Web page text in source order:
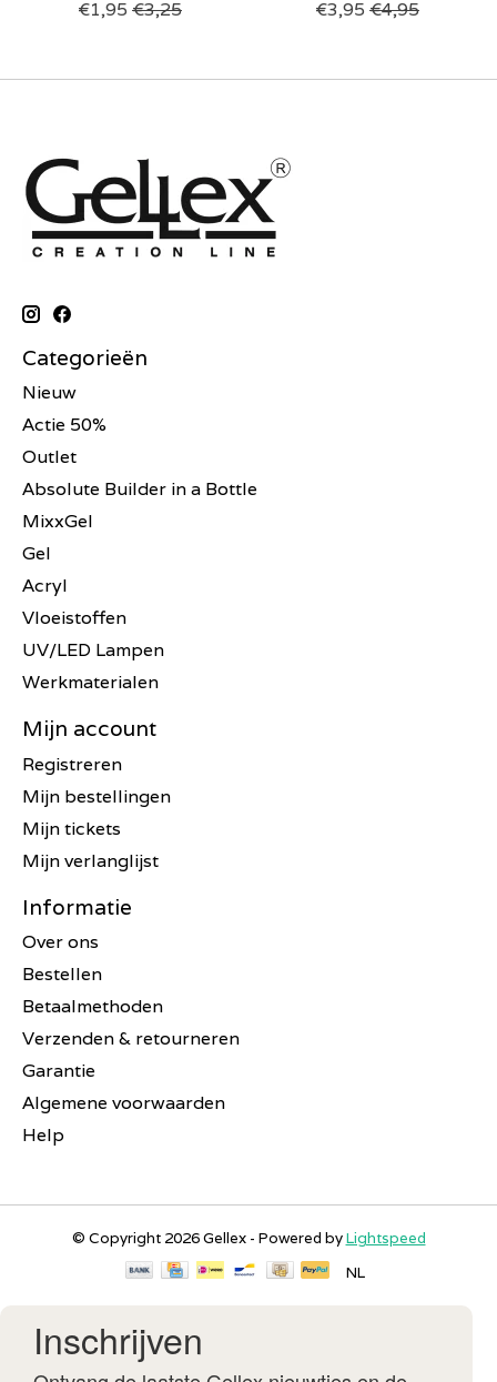
€1,95 €3,25
€3,95 €4,95
Categorieën
Nieuw
Actie 50%
Outlet
Absolute Builder in a Bottle
MixxGel
Gel
Acryl
Vloeistoffen
UV/LED Lampen
Werkmaterialen
Mijn account
Registreren
Mijn bestellingen
Mijn tickets
Mijn verlanglijst
Informatie
Over ons
Bestellen
Betaalmethoden
Verzenden & retourneren
Garantie
Algemene voorwaarden
Help
© Copyright 2026 Gellex - Powered byLightspeed
NL
Inschrijven